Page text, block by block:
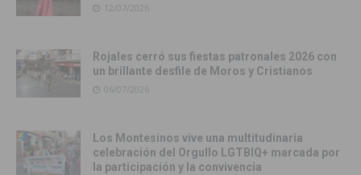
12/07/2026
Rojales cerró sus fiestas patronales 2026 con
un brillante desfile de Moros y Cristianos
06/07/2026
Los Montesinos vive una multitudinaria
celebración del Orgullo LGTBIQ+ marcada por
la participación y la convivencia